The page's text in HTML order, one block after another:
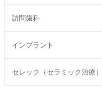
訪問歯科
インプラント
セレック（セラミック治療）